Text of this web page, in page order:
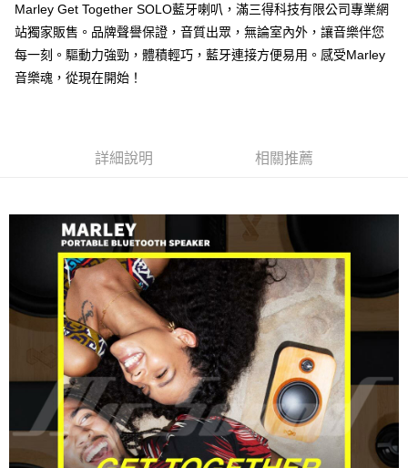
Marley Get Together SOLO藍牙喇叭，滿三得科技有限公司專業網
站獨家販售。品牌聲譽保證，音質出眾，無論室內外，讓音樂伴您
每一刻。驅動力強勁，體積輕巧，藍牙連接方便易用。感受Marley
音樂魂，從現在開始！
詳細說明 相關推薦